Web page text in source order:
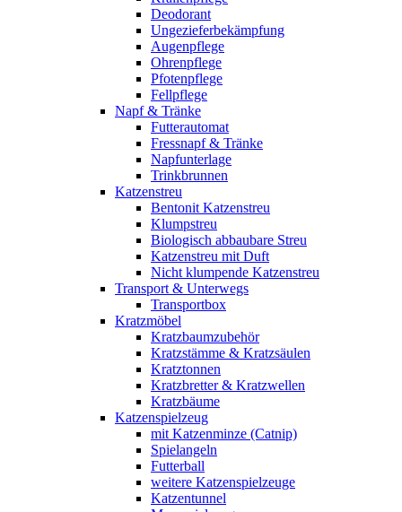
Deodorant
Ungezieferbekämpfung
Augenpflege
Ohrenpflege
Pfotenpflege
Fellpflege
Napf & Tränke
Futterautomat
Fressnapf & Tränke
Napfunterlage
Trinkbrunnen
Katzenstreu
Bentonit Katzenstreu
Klumpstreu
Biologisch abbaubare Streu
Katzenstreu mit Duft
Nicht klumpende Katzenstreu
Transport & Unterwegs
Transportbox
Kratzmöbel
Kratzbaumzubehör
Kratzstämme & Kratzsäulen
Kratztonnen
Kratzbretter & Kratzwellen
Kratzbäume
Katzenspielzeug
mit Katzenminze (Catnip)
Spielangeln
Futterball
weitere Katzenspielzeuge
Katzentunnel